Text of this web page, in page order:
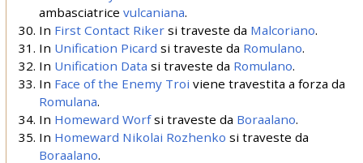
ambasciatrice vulcaniana.
In First Contact Rikersi traveste da Malcoriano.
In Unification Picard si traveste da Romulano.
In Unification Data si traveste da Romulano.
In Face of the Enemy Troi viene travestita a forza da
Romulana.
In Homeward Worfsi traveste da Boraalano.
In Homeward Nikolai Rozhenko si traveste da
Boraalano.